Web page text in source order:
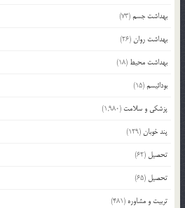
بهداشت جسم(73)
بهداشت روان(26)
بهداشت محیط (18)
بودائیسم(15)
پزشکی و سلامت (1,980)
پند خوبان(129)
تحصیل (62)
تحصیل (65)
تربیت و مشاوره (481)